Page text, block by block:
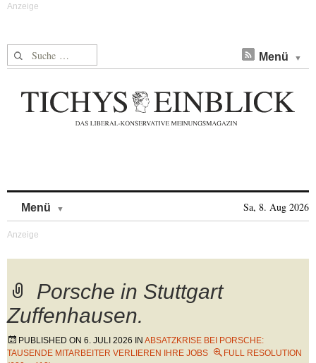
Suche nach: Menü
Menü Sa, 8. Aug 2026
Porsche in Stuttgart
Zuffenhausen.
PUBLISHED ON 6. JULI 2026 IN ABSATZKRISE BEI PORSCHE:
TAUSENDE MITARBEITER VERLIEREN IHRE JOBS
FULL RESOLUTION